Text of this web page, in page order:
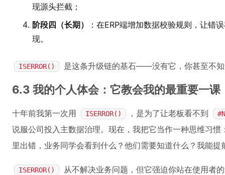
现源头拦截；
阶段四（长期）
：在ERP端增加数据校验规则，让错
现。
ISERROR() 是这条升级链的基石——没有它，你甚至不
6.3 我的个人体会：它教会我的最重要一课
十年前我第一次用 ISERROR() ，是为了让老板看不到
说服公司投入主数据治理。现在，我把它当作一种思维习
里出错，业务同学会看到什么？他们需要知道什么？我能提
ISERROR()
从不解决业务问题，但它强迫你站在使用者